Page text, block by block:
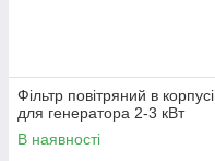
Фільтр повітряний в корпусі
для генератора 2-3 кВт
В наявності